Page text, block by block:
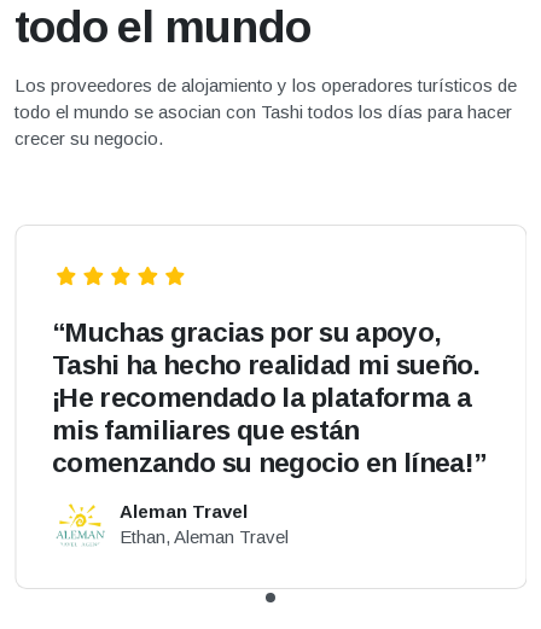
todo el mundo
Los proveedores de alojamiento y los operadores turísticos de
todo el mundo se asocian con Tashi todos los días para hacer
crecer su negocio.
“Muchas gracias por su apoyo,
Tashi ha hecho realidad mi sueño.
¡He recomendado la plataforma a
mis familiares que están
comenzando su negocio en línea!”
Aleman Travel
Ethan, Aleman Travel